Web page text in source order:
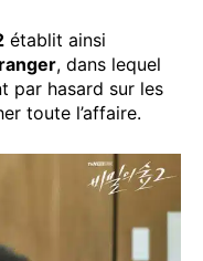
établit ainsi
, dans lequel
par hasard sur les
toute l’affaire.